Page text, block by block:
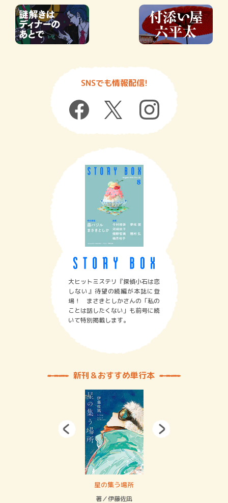
SNSでも情報配信!
大ヒットミステリ『探偵小石は恋
しない』待望の続編が本誌に登
場！ まさきとしかさんの「私の
ことは話したくない」も前号に続
いて特別掲載します。
新刊＆おすすめ単行本
星の集う場所
著／伊藤佐凪